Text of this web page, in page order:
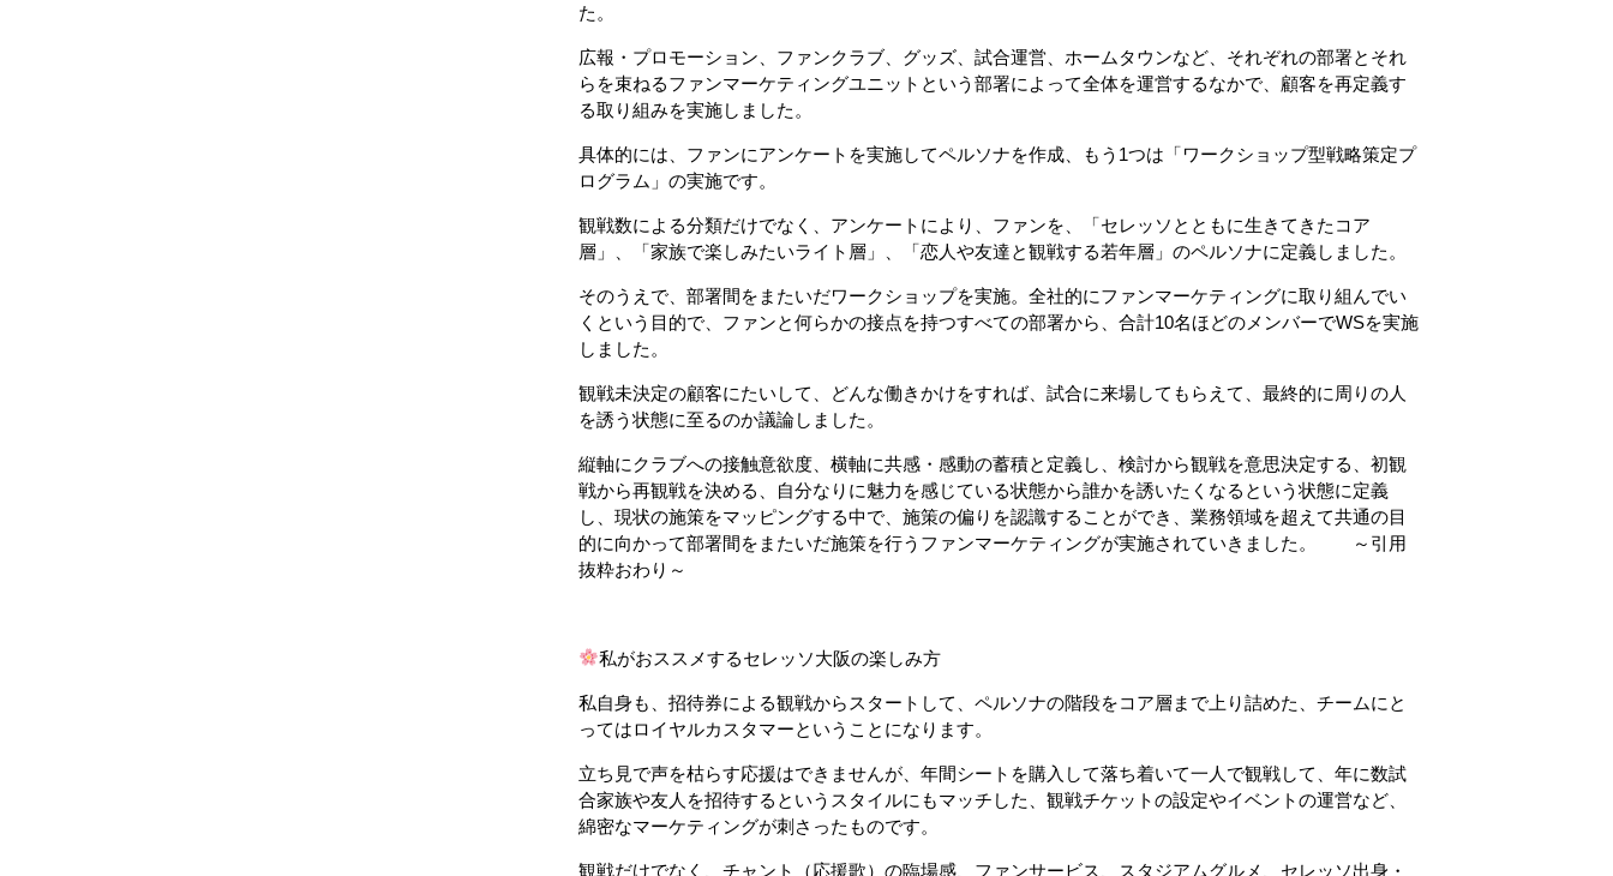
た。
広報・プロモーション、ファンクラブ、グッズ、試合運営、ホームタウンなど、それぞれの部署とそれ
らを束ねるファンマーケティングユニットという部署によって全体を運営するなかで、顧客を再定義す
る取り組みを実施しました。
具体的には、ファンにアンケートを実施してペルソナを作成、もう1つは「ワークショップ型戦略策定プ
ログラム」の実施です。
観戦数による分類だけでなく、アンケートにより、ファンを、「セレッソとともに生きてきたコア
層」、「家族で楽しみたいライト層」、「恋人や友達と観戦する若年層」のペルソナに定義しました。
そのうえで、部署間をまたいだワークショップを実施。全社的にファンマーケティングに取り組んでい
くという目的で、ファンと何らかの接点を持つすべての部署から、合計10名ほどのメンバーでWSを実施
しました。
観戦未決定の顧客にたいして、どんな働きかけをすれば、試合に来場してもらえて、最終的に周りの人
を誘う状態に至るのか議論しました。
縦軸にクラブへの接触意欲度、横軸に共感・感動の蓄積と定義し、検討から観戦を意思決定する、初観
戦から再観戦を決める、自分なりに魅力を感じている状態から誰かを誘いたくなるという状態に定義
し、現状の施策をマッピングする中で、施策の偏りを認識することができ、業務領域を超えて共通の目
的に向かって部署間をまたいだ施策を行うファンマーケティングが実施されていきました。 ～引用
抜粋おわり～
私がおススメするセレッソ大阪の楽しみ方
私自身も、招待券による観戦からスタートして、ペルソナの階段をコア層まで上り詰めた、チームにと
ってはロイヤルカスタマーということになります。
立ち見で声を枯らす応援はできませんが、年間シートを購入して落ち着いて一人で観戦して、年に数試
合家族や友人を招待するというスタイルにもマッチした、観戦チケットの設定やイベントの運営など、
綿密なマーケティングが刺さったものです。
観戦だけでなく、チャント（応援歌）の臨場感、ファンサービス、スタジアムグルメ、セレッソ出身・